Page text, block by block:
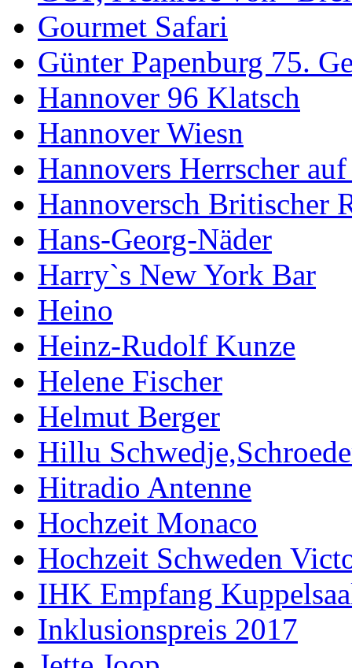
Gourmet Safari
Günter Papenburg 75.
Hannover 96 Klatsch
Hannover Wiesn
Hannovers Herrscher
Hannoversch Britischer
Hans-Georg-Näder
Harry`s New York Bar
Heino
Heinz-Rudolf Kunze
Helene Fischer
Helmut Berger
Hillu
Hitradio Antenne
Hochzeit Monaco
Hochzeit Schweden
IHK Empfang
Inklusionspreis 2017